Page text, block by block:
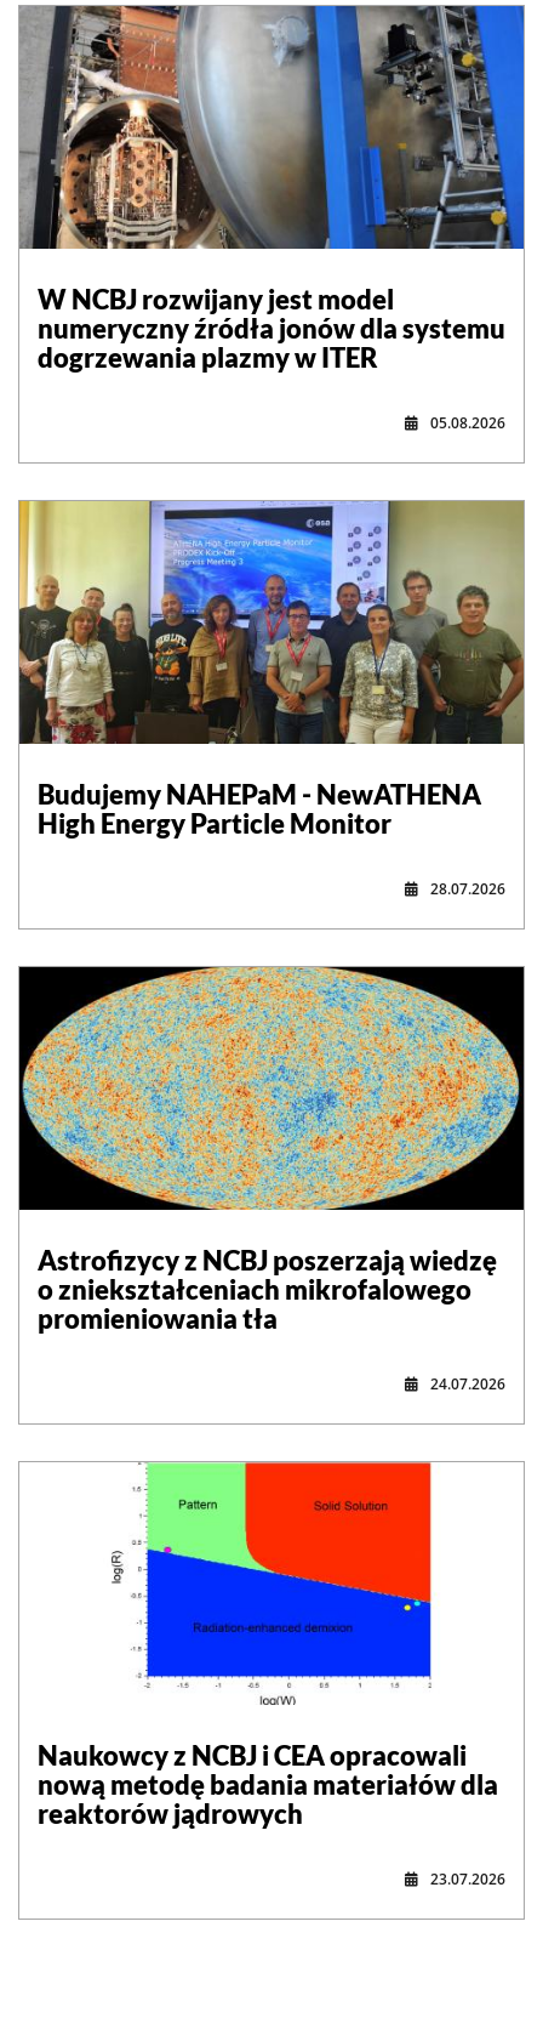
W NCBJ rozwijany jest model
numeryczny źródła jonów dla systemu
dogrzewania plazmy w ITER
05.08.2026
Budujemy NAHEPaM - NewATHENA
High Energy Particle Monitor
28.07.2026
Astrofizycy z NCBJ poszerzają wiedzę
o zniekształceniach mikrofalowego
promieniowania tła
24.07.2026
Naukowcy z NCBJ i CEA opracowali
nową metodę badania materiałów dla
reaktorów jądrowych
23.07.2026